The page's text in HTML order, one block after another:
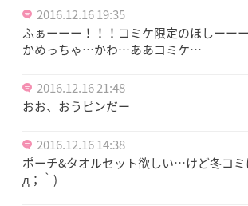
2016.12.16 19:35
ふぁーーー！！！コミケ限定のほしーー
かめっちゃ…かわ…ああコミケ…
2016.12.16 21:48
おお、おうピンだー
2016.12.16 14:38
ポーチ&タオルセット欲しい…けど冬コミ
д；｀)